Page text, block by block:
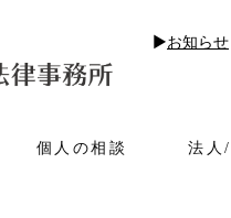
▶︎お知らせ
個人の相談 法人